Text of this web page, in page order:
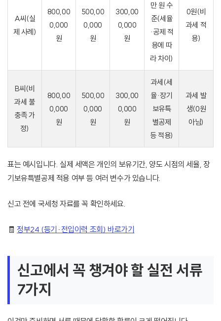
A씨(실
제 사례)
800,00
0,000
원
500,00
0,000
원
300,00
0,000
원
만 원 수
준(세율
·공제 적
용에 따
라 차이)
0원(비
과세 적
용)
B씨(비
과세 불
충족 가
정)
800,00
0,000
원
500,00
0,000
원
300,00
0,000
원
과세(세
율·장기
보유특
별공제
등 적용)
과세 발
생(0원
아님)
표는 예시입니다. 실제 세액은 개인의 보유기간, 양도 시점의 세율, 장
기보유특별공제 적용 여부 등 여러 변수가 있습니다.
신고 전에 국세청 자료를 꼭 확인하세요.
🧾정부24 (등기·전입이력 조회) 바로가기
신고에서 꼭 챙겨야 할 실전 서류
7가지